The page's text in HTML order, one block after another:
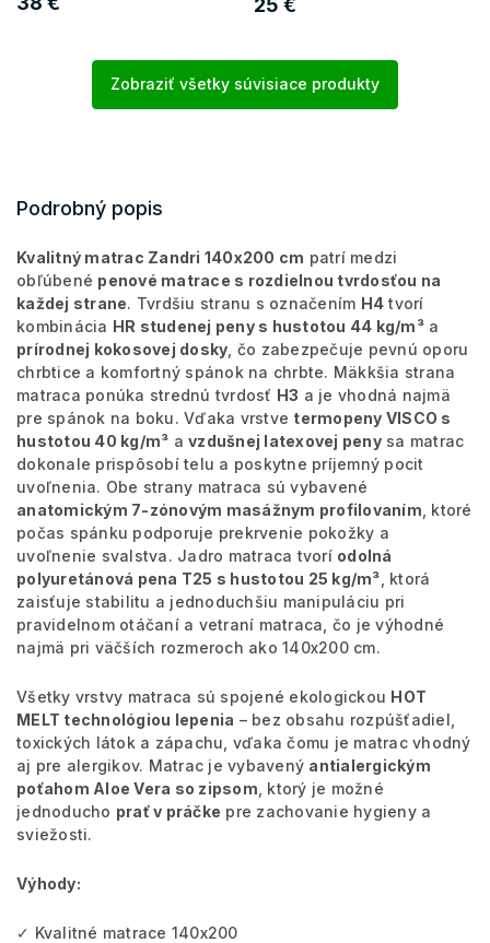
25 €
Zobraziť všetky súvisiace produkty
Podrobný popis
Kvalitný matrac Zandri 140x200 cm patrí medzi
obľúbené penové matrace s rozdielnou tvrdosťou na
každej strane. Tvrdšiu stranu s označením H4 tvorí
kombinácia HR studenej peny s hustotou 44 kg/m³a
prírodnej kokosovej dosky , čo zabezpečuje pevnú oporu
chrbtice a komfortný spánok na chrbte. Mäkkšia strana
matraca ponúka strednú tvrdosť H3 a je vhodná najmä
pre spánok na boku. Vďaka vrstve termopeny VISCO s
hustotou 40 kg/m³ a vzdušnej latexovej penysa matrac
dokonale prispôsobí telu a poskytne príjemný pocit
uvoľnenia. Obe strany matraca sú vybavené
anatomickým 7-zónovým masážnym profilovaním , ktoré
počas spánku podporuje prekrvenie pokožky a
uvoľnenie svalstva. Jadro matraca tvorí odolná
polyuretánová pena T25 s hustotou 25 kg/m³ , ktorá
zaisťuje stabilitu a jednoduchšiu manipuláciu pri
pravidelnom otáčaní a vetraní matraca, čo je výhodné
najmä pri väčších rozmeroch ako 140x200 cm.
Všetky vrstvy matraca sú spojené ekologickou HOT
MELT technológiou lepenia – bez obsahu rozpúšťadiel,
toxických látok a zápachu, vďaka čomu je matrac vhodný
aj pre alergikov. Matrac je vybavený antialergickým
poťahom Aloe Vera so zipsom , ktorý je možné
jednoducho prať v práčke pre zachovanie hygieny a
sviežosti.
Výhody:
✓ Kvalitné matrace 140x200